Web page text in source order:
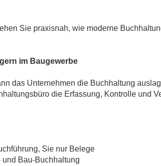
Sie praxisnah, wie moderne
im Baugewerbe
das Unternehmen die Buchhaltung
die Erfassung, Kontrolle und
Sie nur Belege
und Bau-Buchhaltung